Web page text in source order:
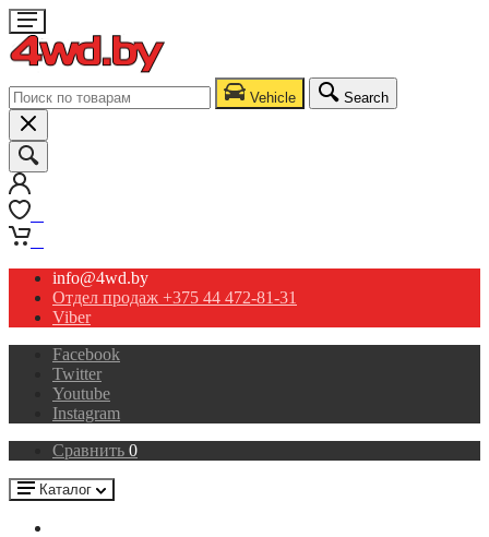
Vehicle Search
info@4wd.by
Отдел продаж +375 44 472-81-31
Viber
Facebook
Twitter
Youtube
Instagram
Сравнить 0
Каталог